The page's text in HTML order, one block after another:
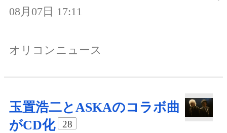
08月07日 17:11
オリコンニュース
玉置浩二とASKAのコラボ曲
がCD化
28